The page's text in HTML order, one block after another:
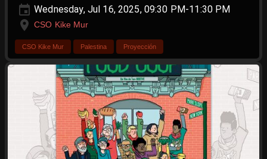
Wednesday, Jul 16, 2025, 09:30 PM-11:30 PM
CSO Kike Mur
CSO Kike Mur Palestina Proyección